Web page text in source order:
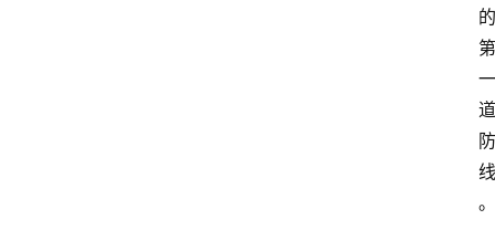
的
第
一
道
防
线
。